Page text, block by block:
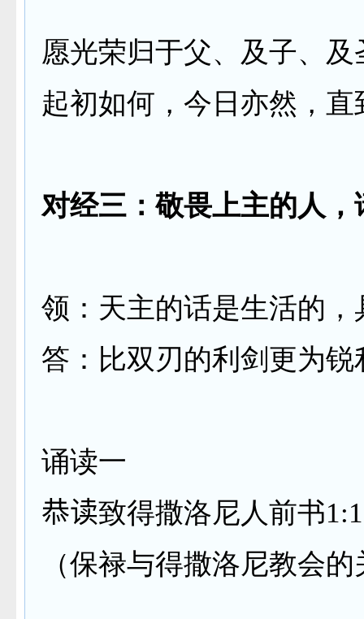
愿光荣归于父、及子、及
起初如何，今日亦然，
对经三：敬畏上主的人
领：天主的话是生活的，
答：比双刃的利剑更为锐
诵读一
恭读致得撒洛尼人前书
（保禄与得撒洛尼教会